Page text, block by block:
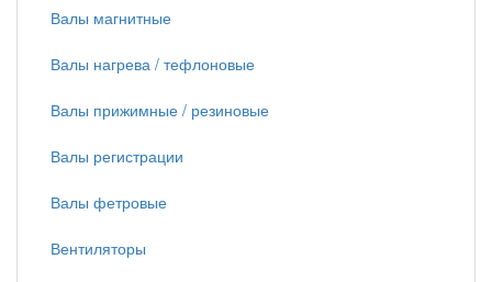
Валы магнитные
Валы нагрева / тефлоновые
Валы прижимные / резиновые
Валы регистрации
Валы фетровые
Вентиляторы